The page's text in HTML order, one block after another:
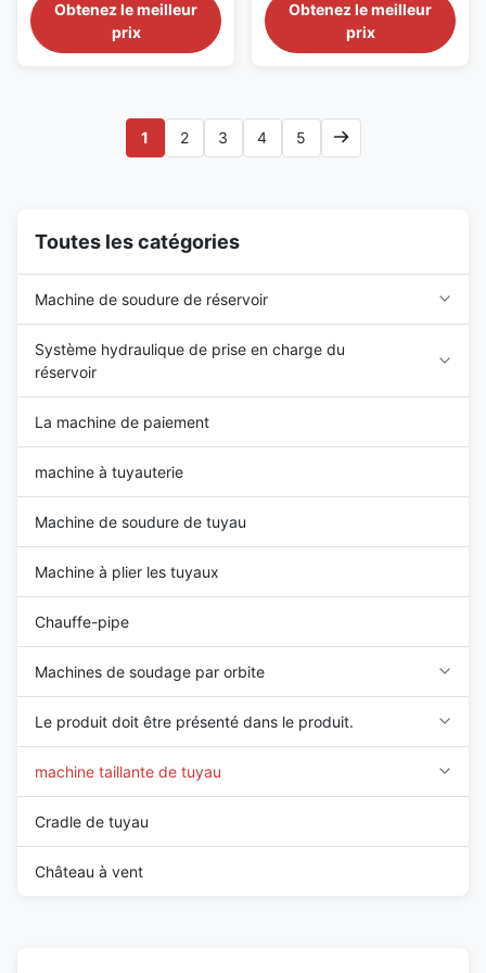
in bringing the most suitable
solutions/equipment for client,
fabricators, EPC/C companies
production lines, clean energy
project and other industrial ...
Obtenez le meilleur
prix
in bringing the most suitable
solutions/equipment for client,
fabricators, EPC/C companies
production lines, clean energy
project and other industrial ...
Obtenez le meilleur
prix
1 2 3 4 5
Toutes les catégories
Machine de soudure de réservoir
Système hydraulique de prise en charge du
réservoir
La machine de paiement
machine à tuyauterie
Machine de soudure de tuyau
Machine à plier les tuyaux
Chauffe-pipe
Machines de soudage par orbite
Le produit doit être présenté dans le produit.
machine taillante de tuyau
Cradle de tuyau
Château à vent